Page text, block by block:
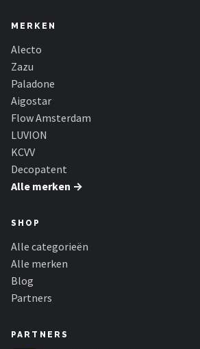
MERKEN
Alecto
Zazu
Paladone
Aigostar
Flow Amsterdam
LUVION
KCVV
Decopatent
Alle merken →
SHOP
Alle categorieën
Alle merken
Blog
Partners
PARTNERS